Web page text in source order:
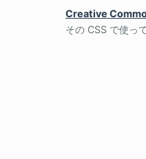
Creative
その CSS で使っ